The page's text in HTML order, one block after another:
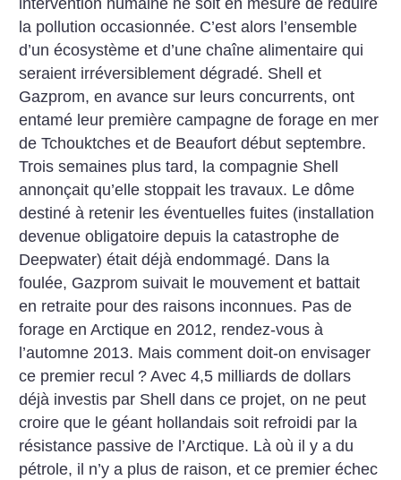
intervention humaine ne soit en mesure de réduire
la pollution occasionnée. C’est alors l’ensemble
d’un écosystème et d’une chaîne alimentaire qui
seraient irréversiblement dégradé. Shell et
Gazprom, en avance sur leurs concurrents, ont
entamé leur première campagne de forage en mer
de Tchouktches et de Beaufort début septembre.
Trois semaines plus tard, la compagnie Shell
annonçait qu’elle stoppait les travaux. Le dôme
destiné à retenir les éventuelles fuites (installation
devenue obligatoire depuis la catastrophe de
Deepwater) était déjà endommagé. Dans la
foulée, Gazprom suivait le mouvement et battait
en retraite pour des raisons inconnues. Pas de
forage en Arctique en 2012, rendez-vous à
l’automne 2013. Mais comment doit-on envisager
ce premier recul ? Avec 4,5 milliards de dollars
déjà investis par Shell dans ce projet, on ne peut
croire que le géant hollandais soit refroidi par la
résistance passive de l’Arctique. Là où il y a du
pétrole, il n’y a plus de raison, et ce premier échec